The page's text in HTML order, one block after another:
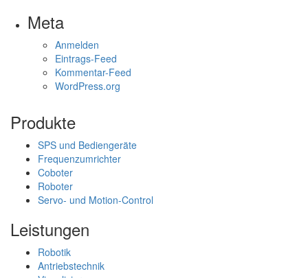
Meta
Anmelden
Eintrags-Feed
Kommentar-Feed
WordPress.org
Produkte
SPS und Bediengeräte
Frequenzumrichter
Coboter
Roboter
Servo- und Motion-Control
Leistungen
Robotik
Antriebstechnik